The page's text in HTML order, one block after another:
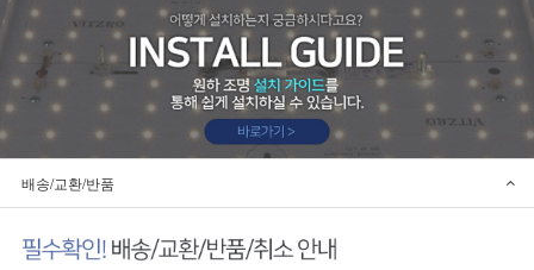
배송/교환/반품